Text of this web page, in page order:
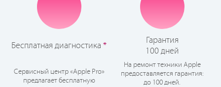
Бесплатная диагностика *
Сервисный центр «Apple Pro»
предлагает бесплатную
Гарантия
100 дней
На ремонт техники Apple
предоставляется гарантия:
до 100 дней.